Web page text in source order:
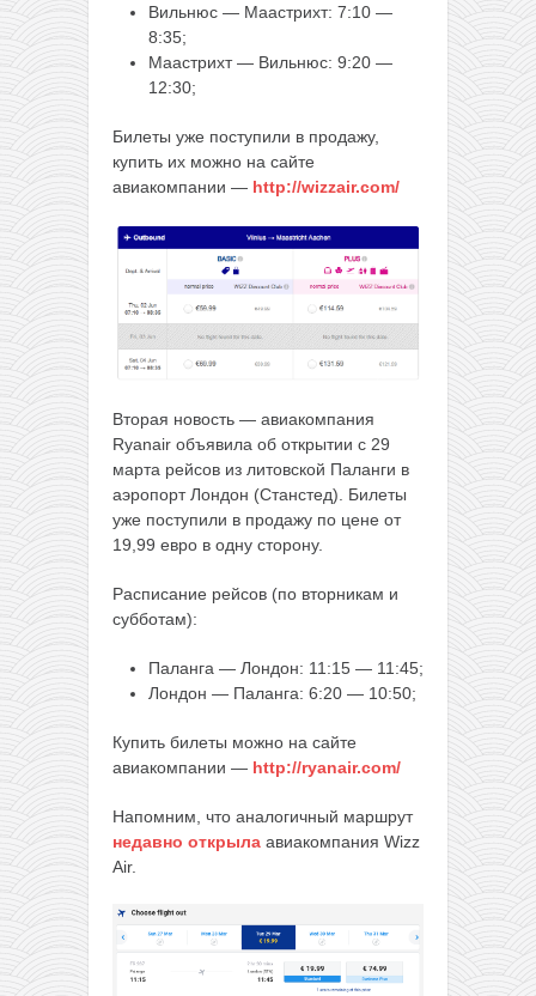
Вильнюс — Маастрихт: 7:10 —
8:35;
Маастрихт — Вильнюс: 9:20 —
12:30;
Билеты уже поступили в продажу,
купить их можно на сайте
авиакомпании — http://wizzair.com/
Вторая новость — авиакомпания
Ryanair объявила об открытии с 29
марта рейсов из литовской Паланги в
аэропорт Лондон (Станстед). Билеты
уже поступили в продажу по цене от
19,99 евро в одну сторону.
Расписание рейсов (по вторникам и
субботам):
Паланга — Лондон: 11:15 — 11:45;
Лондон — Паланга: 6:20 — 10:50;
Купить билеты можно на сайте
авиакомпании — http://ryanair.com/
Напомним, что аналогичный маршрут
недавно открыла авиакомпания Wizz
Air.